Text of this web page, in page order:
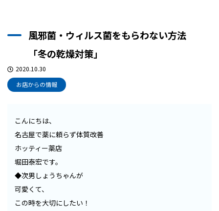
風邪菌・ウィルス菌をもらわない方法
「冬の乾燥対策」
2020.10.30
お店からの情報
こんにちは、
名古屋で薬に頼らず体質改善
ホッティー薬店
堀田泰宏です。
◆次男しょうちゃんが
可愛くて、
この時を大切にしたい！